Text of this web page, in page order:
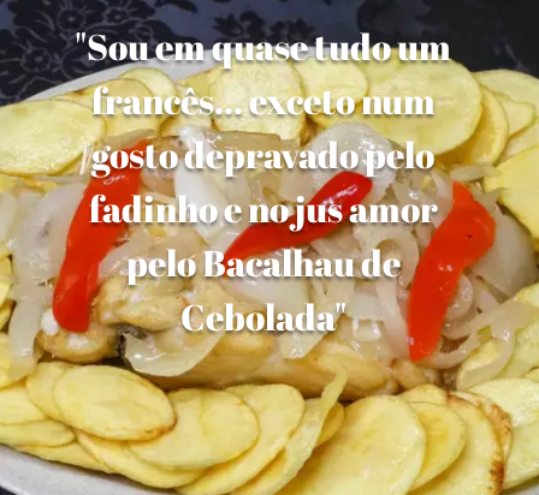
"Sou em quase tudo um
francês... exceto num
gosto depravado pelo
fadinho e no jus amor
pelo Bacalhau de
Cebolada"